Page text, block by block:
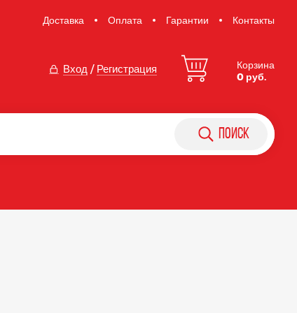
Доставка Оплата Гарантии Контакты
Вход / Регистрация
Корзина
0 руб.
поиск